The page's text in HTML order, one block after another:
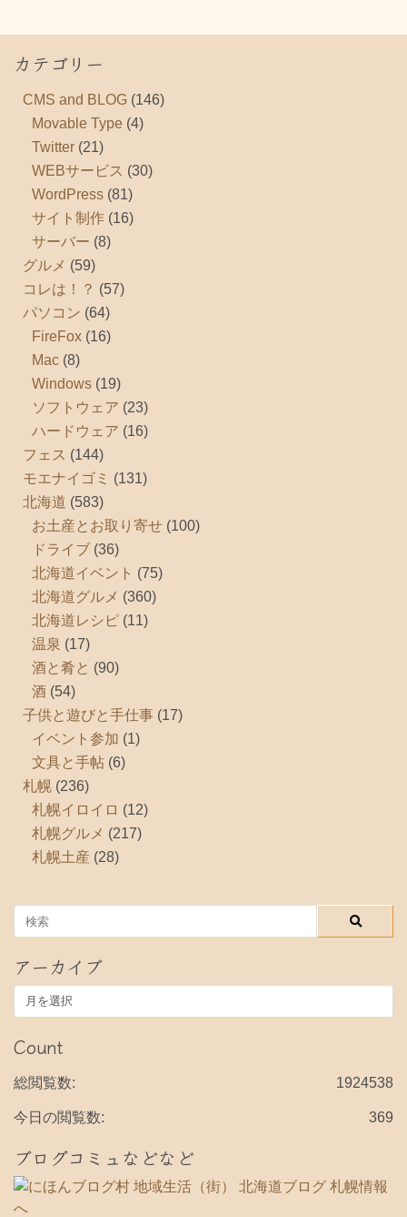
カテゴリー
CMS and BLOG (146)
Movable Type (4)
Twitter (21)
WEBサービス (30)
WordPress (81)
サイト制作 (16)
サーバー (8)
グルメ (59)
コレは！？ (57)
パソコン (64)
FireFox (16)
Mac (8)
Windows (19)
ソフトウェア (23)
ハードウェア (16)
フェス (144)
モエナイゴミ (131)
北海道 (583)
お土産とお取り寄せ (100)
ドライブ (36)
北海道イベント (75)
北海道グルメ (360)
北海道レシピ (11)
温泉 (17)
酒と肴と (90)
酒 (54)
子供と遊びと手仕事 (17)
イベント参加 (1)
文具と手帖 (6)
札幌 (236)
札幌イロイロ (12)
札幌グルメ (217)
札幌土産 (28)
アーカイブ
ー
カ
ブ
Count
1924538
総閲覧数:
369
今日の閲覧数:
ブログコミュなどなど